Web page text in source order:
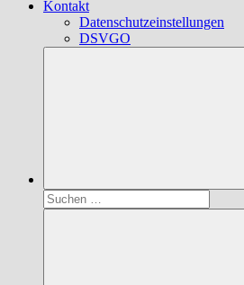
Kontakt
Datenschutzeinstellungen
DSVGO
Suchen
nach: